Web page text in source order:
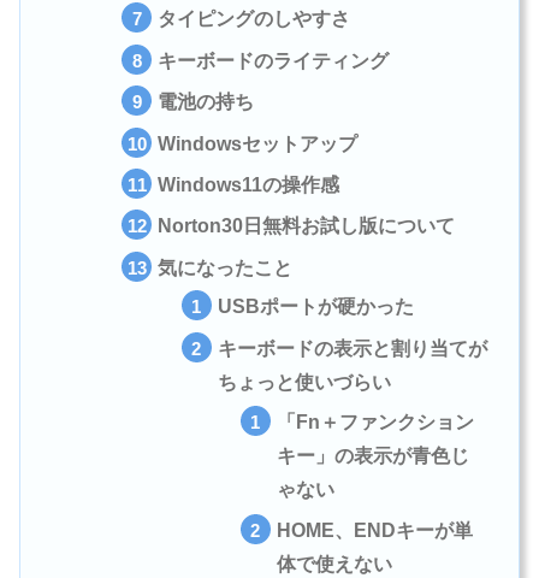
タイピングのしやすさ
キーボードのライティング
電池の持ち
Windowsセットアップ
Windows11の操作感
Norton30日無料お試し版について
気になったこと
USBポートが硬かった
キーボードの表示と割り当てが
ちょっと使いづらい
「Fn＋ファンクション
キー」の表示が青色じ
ゃない
HOME、ENDキーが単
体で使えない